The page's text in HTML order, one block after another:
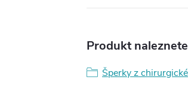
Produkt
Šperky z